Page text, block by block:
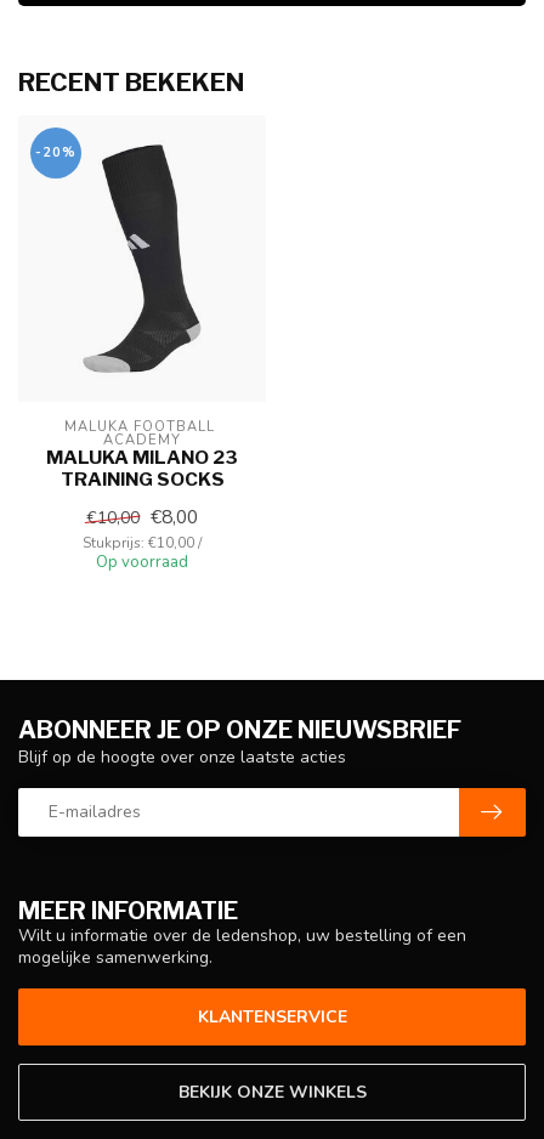
RECENT BEKEKEN
-20%
MALUKA FOOTBALL
ACADEMY
MALUKA MILANO 23
TRAINING SOCKS
€10,00 €8,00
Stukprijs: €10,00 /
Op voorraad
MEER INFORMATIE
Wilt u informatie over de ledenshop, uw bestelling of een
mogelijke samenwerking.
KLANTENSERVICE
BEKIJK ONZE WINKELS
ABONNEER JE OP ONZE NIEUWSBRIEF
Blijf op de hoogte over onze laatste acties